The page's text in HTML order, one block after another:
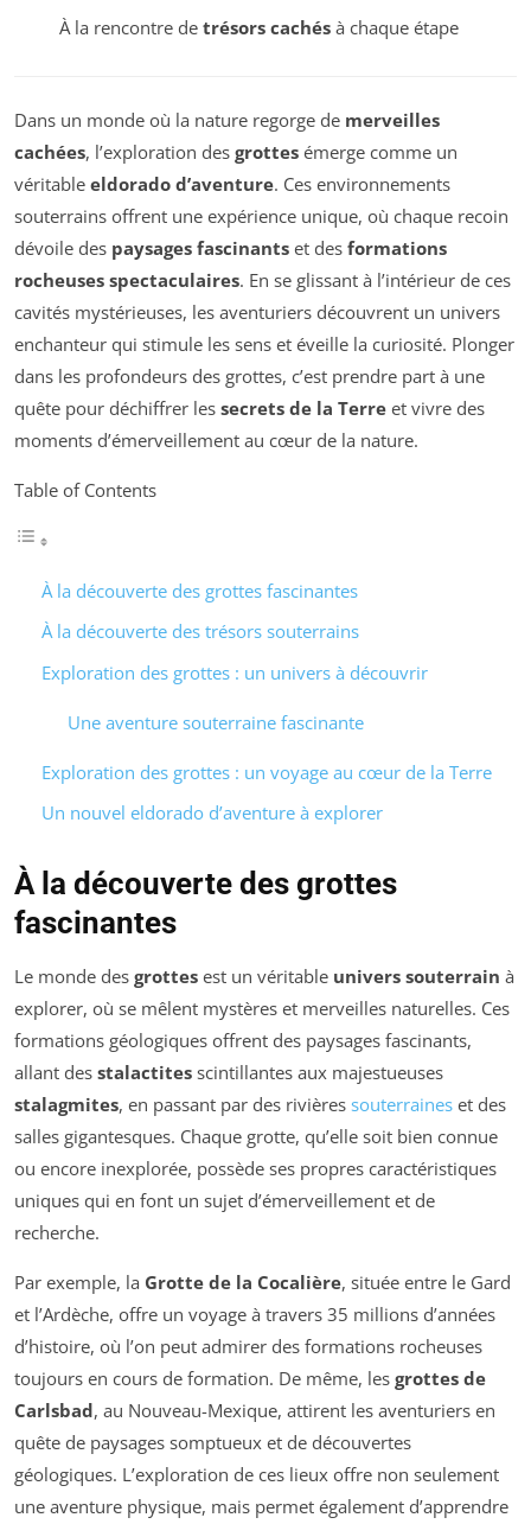
À la rencontre de trésors cachésà chaque étape
Dans un monde où la nature regorge de merveilles
cachées, l’exploration des grottes émerge comme un
véritable eldorado d’aventure. Ces environnements
souterrains offrent une expérience unique, où chaque recoin
dévoile des paysages fascinants et des formations
rocheuses spectaculaires. En se glissant à l’intérieur de ces
cavités mystérieuses, les aventuriers découvrent un univers
enchanteur qui stimule les sens et éveille la curiosité. Plonger
dans les profondeurs des grottes, c’est prendre part à une
quête pour déchiffrer les secrets de la Terre et vivre des
moments d’émerveillement au cœur de la nature.
Table of Contents
À la découverte des grottes fascinantes
À la découverte des trésors souterrains
Exploration des grottes : un univers à découvrir
Une aventure souterraine fascinante
Exploration des grottes : un voyage au cœur de la Terre
Un nouvel eldorado d’aventure à explorer
À la découverte des grottes
fascinantes
Le monde des grottes est un véritable univers souterrain à
explorer, où se mêlent mystères et merveilles naturelles. Ces
formations géologiques offrent des paysages fascinants,
allant des stalactites scintillantes aux majestueuses
stalagmites, en passant par des rivières souterraines et des
salles gigantesques. Chaque grotte, qu’elle soit bien connue
ou encore inexplorée, possède ses propres caractéristiques
uniques qui en font un sujet d’émerveillement et de
recherche.
Par exemple, la Grotte de la Cocalière, située entre le Gard
et l’Ardèche, offre un voyage à travers 35 millions d’années
d’histoire, où l’on peut admirer des formations rocheuses
toujours en cours de formation. De même, les grottes de
Carlsbad, au Nouveau-Mexique, attirent les aventuriers en
quête de paysages somptueux et de découvertes
géologiques. L’exploration de ces lieux offre non seulement
une aventure physique, mais permet également d’apprendre